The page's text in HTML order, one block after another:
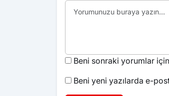
Beni sonraki yorumlar
Beni yeni yazılarda e-